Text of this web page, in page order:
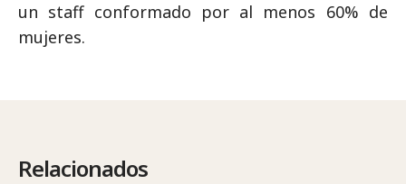
un staff conformado por al menos 60% de
mujeres.
Relacionados